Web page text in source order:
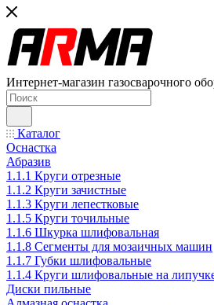
Интернет-магазин газосварочного
Каталог
Оснастка
Абразив
1.1.1 Круги отрезные
1.1.2 Круги зачистные
1.1.3 Круги лепестковые
1.1.5 Круги точильные
1.1.6 Шкурка шлифовальная
1.1.8 Сегменты для мозаичных машин
1.1.7 Губки шлифовальные
1.1.4 Круги шлифовальные на
Диски пильные